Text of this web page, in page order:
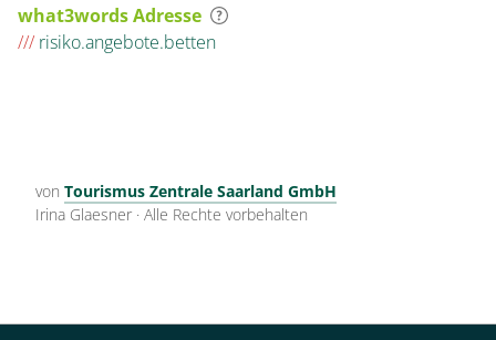
what3words Adresse
/// risiko.angebote.betten
von Tourismus Zentrale Saarland GmbH
Irina Glaesner · Alle Rechte vorbehalten